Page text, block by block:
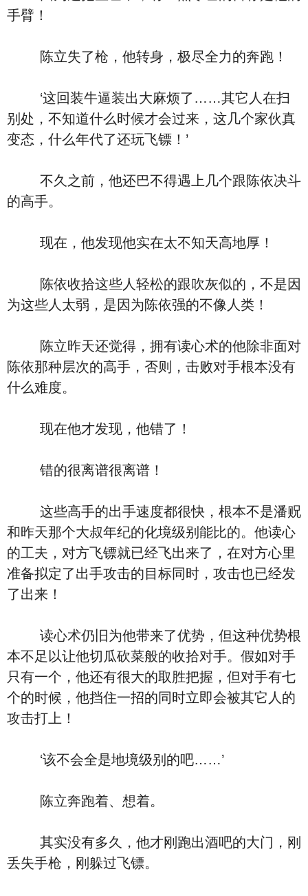
手臂！
陈立失了枪，他转身，极尽全力的奔跑！
‘这回装牛逼装出大麻烦了……其它人在扫
别处，不知道什么时候才会过来，这几个家伙真
变态，什么年代了还玩飞镖！’
不久之前，他还巴不得遇上几个跟陈依决斗
的高手。
现在，他发现他实在太不知天高地厚！
陈依收拾这些人轻松的跟吹灰似的，不是因
为这些人太弱，是因为陈依强的不像人类！
陈立昨天还觉得，拥有读心术的他除非面对
陈依那种层次的高手，否则，击败对手根本没有
什么难度。
现在他才发现，他错了！
错的很离谱很离谱！
这些高手的出手速度都很快，根本不是潘贶
和昨天那个大叔年纪的化境级别能比的。他读心
的工夫，对方飞镖就已经飞出来了，在对方心里
准备拟定了出手攻击的目标同时，攻击也已经发
了出来！
读心术仍旧为他带来了优势，但这种优势根
本不足以让他切瓜砍菜般的收拾对手。假如对手
只有一个，他还有很大的取胜把握，但对手有七
个的时候，他挡住一招的同时立即会被其它人的
攻击打上！
‘该不会全是地境级别的吧……’
陈立奔跑着、想着。
其实没有多久，他才刚跑出酒吧的大门，刚
丢失手枪，刚躲过飞镖。